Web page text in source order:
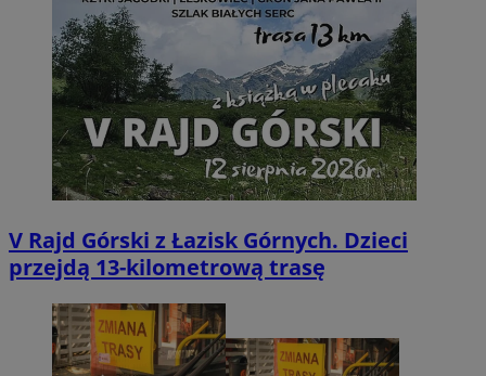
V Rajd Górski z Łazisk Górnych. Dzieci
przejdą 13-kilometrową trasę